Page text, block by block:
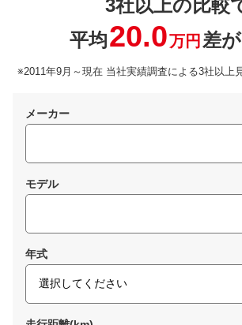
3社以上の比較
平均20.0万円 差
※2011年9月～現在 当社実績調査による3社以上
メーカー
モデル
年式